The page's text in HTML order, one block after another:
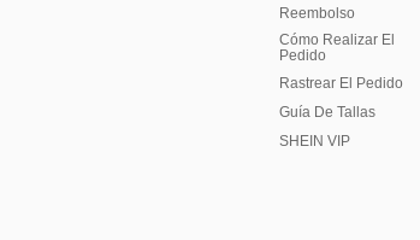
Reembolso
Cómo Realizar El
Pedido
Rastrear El Pedido
Guía De Tallas
SHEIN VIP